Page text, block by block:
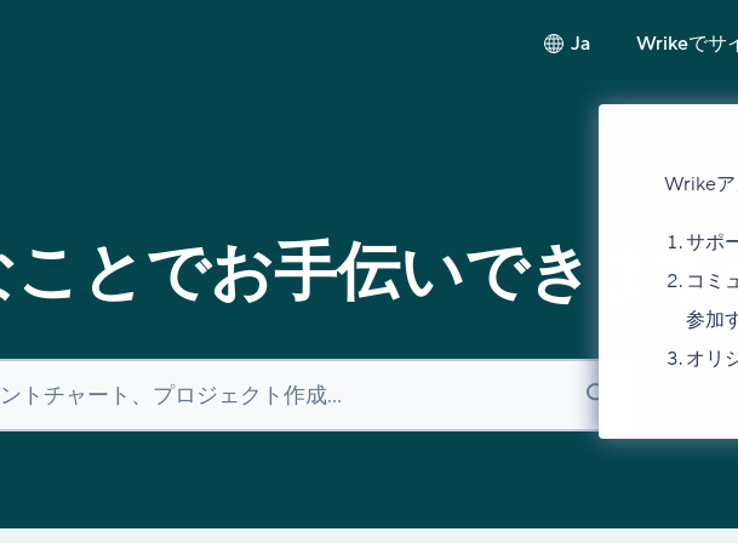
Ja Wrikeでサ
Wrikeア
サポ
コミ
参加
オリ
とでお手伝いできま